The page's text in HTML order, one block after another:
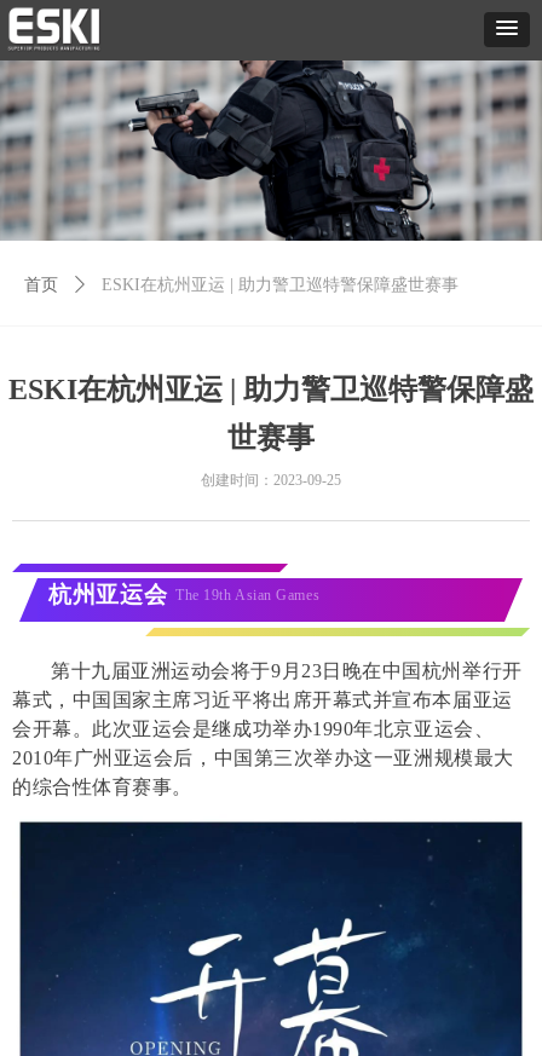
首页 ꄲ ESKI在杭州亚运 | 助力警卫巡特警保障盛世赛事
ESKI在杭州亚运 | 助力警卫巡特警保障盛
世赛事
杭州亚运会The 19th Asian Games
第十九届亚洲运动会将于9月23日晚在中国杭州举行开
幕式，中国国家主席习近平将出席开幕式并宣布本届亚运
会开幕。此次亚运会是继成功举办1990年北京亚运会、
2010年广州亚运会后，中国第三次举办这一亚洲规模最大
的综合性体育赛事。
创建时间： 2023-09-25